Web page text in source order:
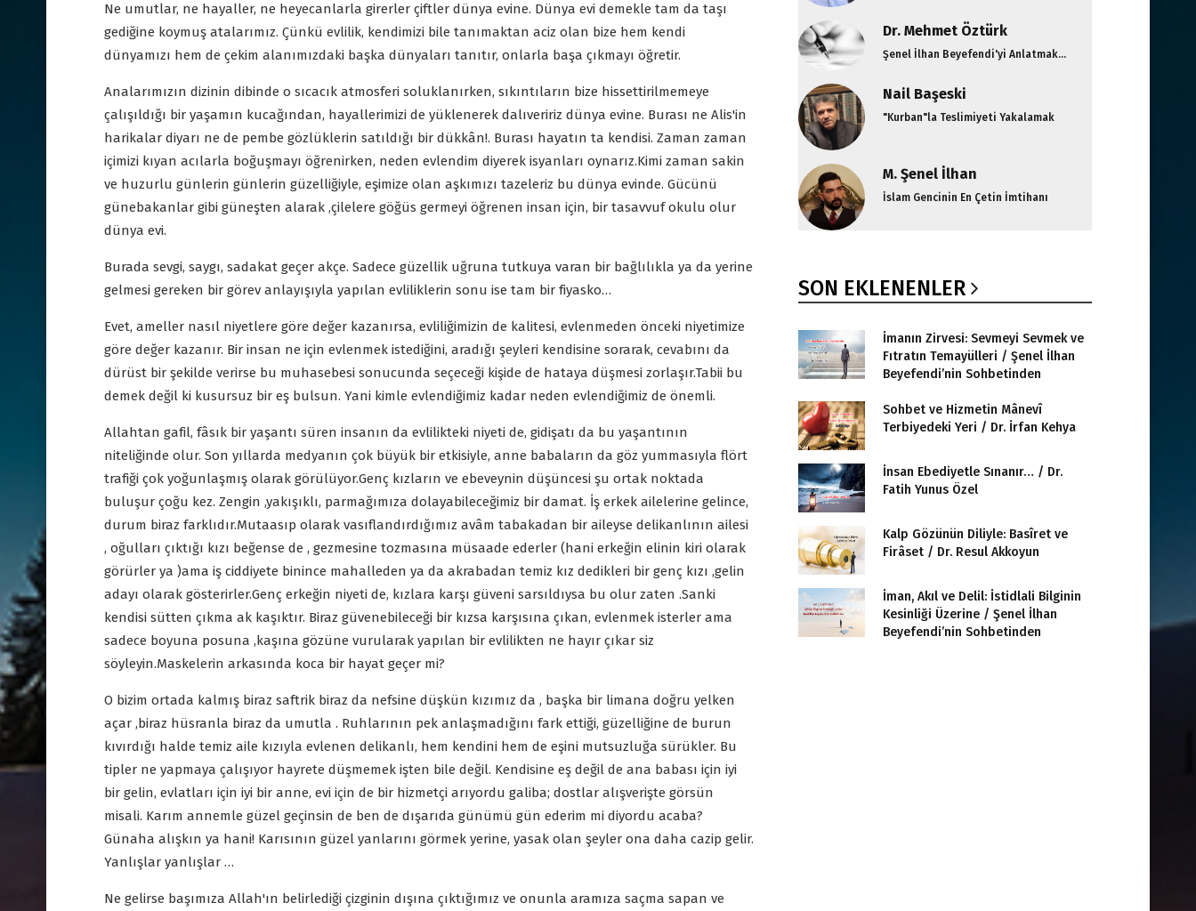
Ne umutlar, ne hayaller, ne heyecanlarla girerler çiftler dünya evine. Dünya evi demekle tam da taşı
gediğine koymuş atalarımız. Çünkü evlilik, kendimizi bile tanımaktan aciz olan bize hem kendi
dünyamızı hem de çekim alanımızdaki başka dünyaları tanıtır, onlarla başa çıkmayı öğretir.
Analarımızın dizinin dibinde o sıcacık atmosferi soluklanırken, sıkıntıların bize hissettirilmemeye
çalışıldığı bir yaşamın kucağından, hayallerimizi de yüklenerek dalıveririz dünya evine. Burası ne Alis'in
harikalar diyarı ne de pembe gözlüklerin satıldığı bir dükkân!. Burası hayatın ta kendisi. Zaman zaman
içimizi kıyan acılarla boğuşmayı öğrenirken, neden evlendim diyerek isyanları oynarız.Kimi zaman sakin
ve huzurlu günlerin günlerin güzelliğiyle, eşimize olan aşkımızı tazeleriz bu dünya evinde. Gücünü
günebakanlar gibi güneşten alarak ,çilelere göğüs germeyi öğrenen insan için, bir tasavvuf okulu olur
dünya evi.
Burada sevgi, saygı, sadakat geçer akçe. Sadece güzellik uğruna tutkuya varan bir bağlılıkla ya da yerine
gelmesi gereken bir görev anlayışıyla yapılan evliliklerin sonu ise tam bir fiyasko…
Evet, ameller nasıl niyetlere göre değer kazanırsa, evliliğimizin de kalitesi, evlenmeden önceki niyetimize
göre değer kazanır. Bir insan ne için evlenmek istediğini, aradığı şeyleri kendisine sorarak, cevabını da
dürüst bir şekilde verirse bu muhasebesi sonucunda seçeceği kişide de hataya düşmesi zorlaşır.Tabii bu
demek değil ki kusursuz bir eş bulsun. Yani kimle evlendiğimiz kadar neden evlendiğimiz de önemli.
Allahtan gafil, fâsık bir yaşantı süren insanın da evlilikteki niyeti de, gidişatı da bu yaşantının
niteliğinde olur. Son yıllarda medyanın çok büyük bir etkisiyle, anne babaların da göz yummasıyla flört
trafiği çok yoğunlaşmış olarak görülüyor.Genç kızların ve ebeveynin düşüncesi şu ortak noktada
buluşur çoğu kez. Zengin ,yakışıklı, parmağımıza dolayabileceğimiz bir damat. İş erkek ailelerine gelince,
durum biraz farklıdır.Mutaasıp olarak vasıflandırdığımız avâm tabakadan bir aileyse delikanlının ailesi
, oğulları çıktığı kızı beğense de , gezmesine tozmasına müsaade ederler (hani erkeğin elinin kiri olarak
görürler ya )ama iş ciddiyete binince mahalleden ya da akrabadan temiz kız dedikleri bir genç kızı ,gelin
adayı olarak gösterirler.Genç erkeğin niyeti de, kızlara karşı güveni sarsıldıysa bu olur zaten .Sanki
kendisi sütten çıkma ak kaşıktır. Biraz güvenebileceği bir kızsa karşısına çıkan, evlenmek isterler ama
sadece boyuna posuna ,kaşına gözüne vurularak yapılan bir evlilikten ne hayır çıkar siz
söyleyin.Maskelerin arkasında koca bir hayat geçer mi?
O bizim ortada kalmış biraz saftrik biraz da nefsine düşkün kızımız da , başka bir limana doğru yelken
açar ,biraz hüsranla biraz da umutla . Ruhlarının pek anlaşmadığını fark ettiği, güzelliğine de burun
kıvırdığı halde temiz aile kızıyla evlenen delikanlı, hem kendini hem de eşini mutsuzluğa sürükler. Bu
tipler ne yapmaya çalışıyor hayrete düşmemek işten bile değil. Kendisine eş değil de ana babası için iyi
bir gelin, evlatları için iyi bir anne, evi için de bir hizmetçi arıyordu galiba; dostlar alışverişte görsün
misali. Karım annemle güzel geçinsin de ben de dışarıda günümü gün ederim mi diyordu acaba?
Günaha alışkın ya hani! Karısının güzel yanlarını görmek yerine, yasak olan şeyler ona daha cazip gelir.
Yanlışlar yanlışlar …
Ne gelirse başımıza Allah'ın belirlediği çizginin dışına çıktığımız ve onunla aramıza saçma sapan ve
Dr. Mehmet Öztürk
Şenel İlhan Beyefendi'yi Anlatmak...
Nail Başeski
"Kurban"la Teslimiyeti Yakalamak
M. Şenel İlhan
İslam Gencinin En Çetin İmtihanı
SON EKLENENLER
İmanın Zirvesi: Sevmeyi Sevmek ve
Fıtratın Temayülleri / Şenel İlhan
Beyefendi’nin Sohbetinden
Sohbet ve Hizmetin Mânevî
Terbiyedeki Yeri / Dr. İrfan Kehya
İnsan Ebediyetle Sınanır… / Dr.
Fatih Yunus Özel
Kalp Gözünün Diliyle: Basîret ve
Firâset / Dr. Resul Akkoyun
İman, Akıl ve Delil: İstidlali Bilginin
Kesinliği Üzerine / Şenel İlhan
Beyefendi’nin Sohbetinden